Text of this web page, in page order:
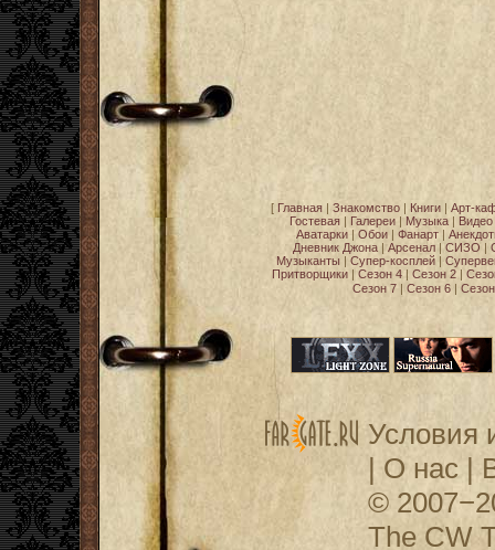
[ Главная| Знакомство| Книги| Арт-
Гостевая | Галереи | Музыка | Видео
Аватарки | Обои | Фанарт |
Дневник Джона| Арсенал| СИЗО |
Музыканты | Супер-косплей |
Притворщики | Сезон 4 | Сезон 2 |
Сезон 7| Сезон 6|
Условия
| О нас |
©
The CW